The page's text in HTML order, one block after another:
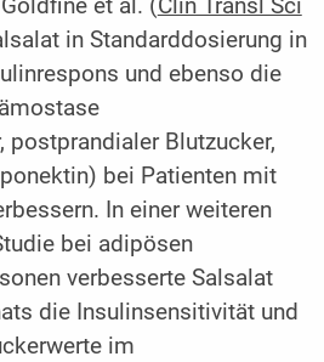
et al. (Clin Transl Sci
in Standarddosierung in
und ebenso die
postprandialer Blutzucker,
bei Patienten mit
In einer weiteren
bei adipösen
verbesserte Salsalat
die Insulinsensitivität und
im